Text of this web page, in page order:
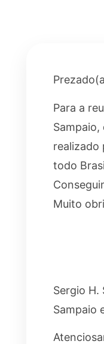
Para a
realizado
todo
Muito
Sergio H.
Sampaio